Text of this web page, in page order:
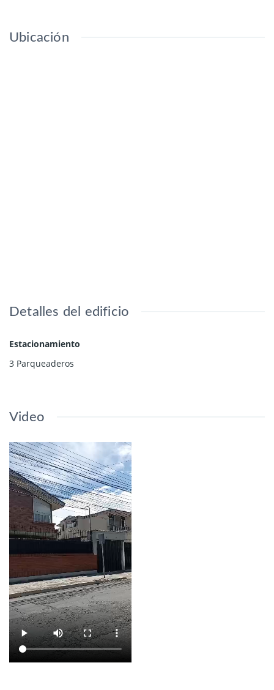
Ubicación
Detalles del edificio
Estacionamiento
3 Parqueaderos
Video